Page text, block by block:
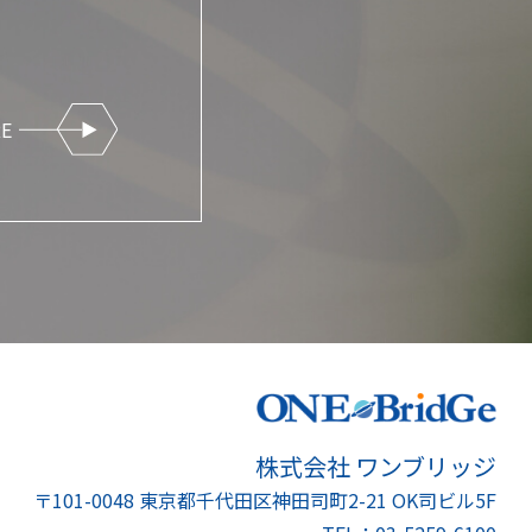
株式会社 ワンブリッジ
〒101-0048 東京都千代田区神田司町2-21 OK司ビル5F